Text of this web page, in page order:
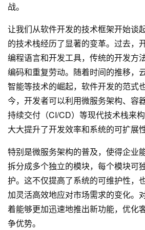
战。
让我们从软件开发的技术框架开始谈
的技术栈经历了显著的变革。过去，
编程语言和开发工具，传统的开发方
编码和重复劳动。随着时间的推移，
智能等技术的崛起，软件开发的范式
今，开发者可以利用微服务架构、容
持续交付（CI/CD）等现代技术栈来
大大提升了开发效率和系统的可扩展性
特别是微服务架构的普及，使得企业
拆分成多个独立的模块，每个模块可
护。这不仅提高了系统的可维护性，
加灵活高效地应对市场需求的变化。
着能够更加迅速地推出新功能，优化
争优势。